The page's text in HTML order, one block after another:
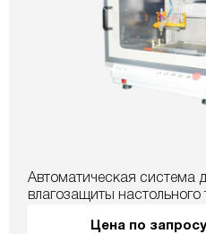
Автоматическая система
влагозащиты настольного
Цена по запросу